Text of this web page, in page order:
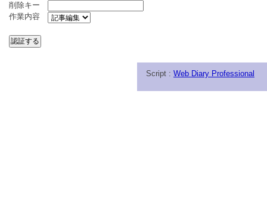
削除キー
作業内容
Script : Web Diary Professional